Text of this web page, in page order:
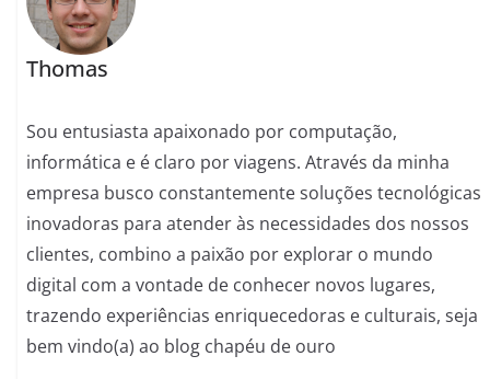
Thomas
Sou entusiasta apaixonado por computação,
informática e é claro por viagens. Através da minha
empresa busco constantemente soluções tecnológicas
inovadoras para atender às necessidades dos nossos
clientes, combino a paixão por explorar o mundo
digital com a vontade de conhecer novos lugares,
trazendo experiências enriquecedoras e culturais, seja
bem vindo(a) ao blog chapéu de ouro